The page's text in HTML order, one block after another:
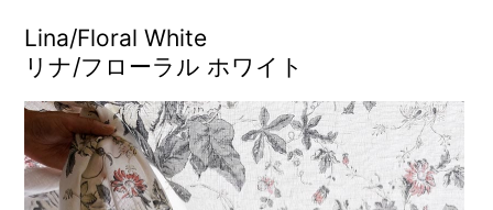
Lina/Floral White
リナ/フローラル ホワイト